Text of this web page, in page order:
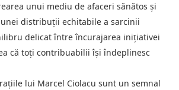
unui mediu de afaceri sănătos și
distribuții echitabile a sarcinii
delicat între încurajarea inițiativei
că toți contribuabilii își îndeplinesc
lui Marcel Ciolacu sunt un semnal